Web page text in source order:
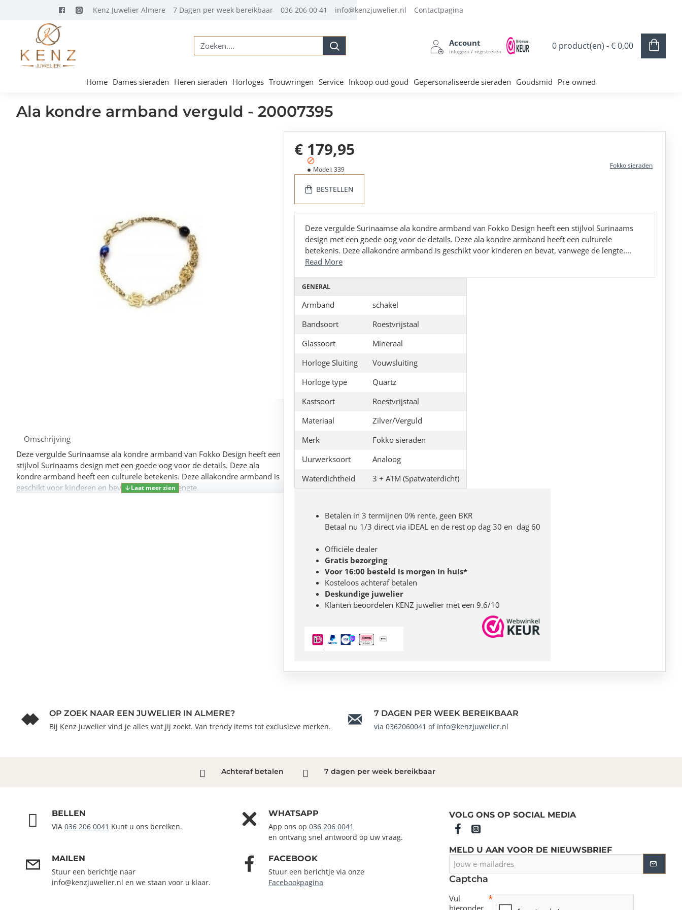
Kenz Juwelier Almere 7 Dagen per week bereikbaar 036 206 00 41 info@kenzjuwelier.nl Contactpagina
Zoeken....
Account
inloggen / registreren 0 product(en) - € 0,00
Home Dames sieraden Heren sieraden Horloges Trouwringen Service Inkoop oud goud Gepersonaliseerde sieraden Goudsmid Pre-owned
Ala kondre armband verguld - 20007395
Omschrijving
Deze vergulde Surinaamse ala kondre armband van Fokko Design heeft een
stijlvol Surinaams design met een goede oog voor de details. Deze ala
kondre armband heeft een culturele betekenis. Deze allakondre armband is
geschikt voor kinderen en bevat, vanwege de lengte.
Model:339 Fokko sieraden
€ 179,95
BESTELLEN
Deze vergulde Surinaamse ala kondre armband van Fokko Design heeft een stijlvol Surinaams
design met een goede oog voor de details. Deze ala kondre armband heeft een culturele
betekenis. Deze allakondre armband is geschikt voor kinderen en bevat, vanwege de lengte....
Read More
GENERAL
Armband
schakel
Bandsoort
Roestvrijstaal
Glassoort
Mineraal
Horloge Sluiting
Vouwsluiting
Horloge type
Quartz
Kastsoort
Roestvrijstaal
Materiaal
Zilver/Verguld
Merk
Fokko sieraden
Uurwerksoort
Analoog
Waterdichtheid
3 + ATM (Spatwaterdicht)
Betalen in 3 termijnen 0% rente, geen BKR
Betaal nu 1/3 direct via iDEAL en de rest op dag 30 en dag 60
Officiële dealer
Gratis bezorging
Voor 16:00 besteld is morgen in huis*
Kosteloos achteraf betalen
Deskundige juwelier
Klanten beoordelen KENZ juwelier met een 9.6/10
OP ZOEK NAAR EEN JUWELIER IN ALMERE?
Bij Kenz Juwelier vind je alles wat jij zoekt. Van trendy items tot exclusieve merken.
7 DAGEN PER WEEK BEREIKBAAR
via 0362060041 of Info@kenzjuwelier.nl
Achteraf betalen 7 dagen per week bereikbaar
BELLEN
VIA 036 206 0041 Kunt u ons bereiken.
WHATSAPP
App ons op 036 206 0041
en ontvang snel antwoord op uw vraag.
MAILEN
Stuur een berichtje naar
info@kenzjuwelier.nl en we staan voor u klaar.
FACEBOOK
Stuur een berichtje via onze
Facebookpagina
VOLG ONS OP SOCIAL MEDIA
MELD U AAN VOOR DE NIEUWSBRIEF
Jouw
e-
mailadres
Captcha
Vul